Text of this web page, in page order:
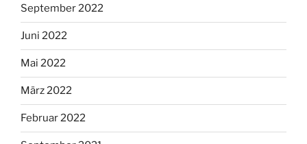
September 2022
Juni 2022
Mai 2022
März 2022
Februar 2022